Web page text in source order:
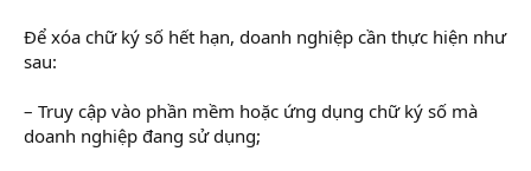
Để xóa chữ ký số hết hạn, doanh nghiệp cần thực hiện như
sau:
– Truy cập vào phần mềm hoặc ứng dụng chữ ký số mà
doanh nghiệp đang sử dụng;